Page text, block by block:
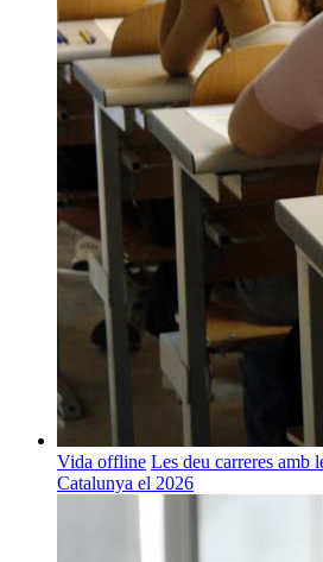
Vida offline Les deu carreres amb
Catalunya el 2026